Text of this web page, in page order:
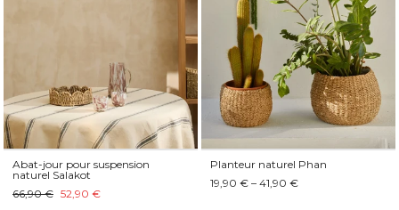
Abat-jour pour suspension
naturel Salakot
66,90 € 52,90 €
Planteur naturel Phan
19,90 € – 41,90 €